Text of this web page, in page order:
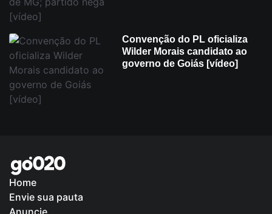
Convenção do PL oficializa
Wilder Morais candidato ao
governo de Goiás [vídeo]
Home
Envie sua pauta
Anuncie